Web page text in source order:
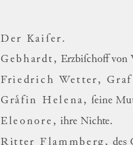
Der Kaiſer.
Gebhardt, Erzbiſchoff von
Friedrich Wetter,
Graͤfin Helena, ſeine
Eleonore, ihre Nichte.
Ritter Flammberg, des